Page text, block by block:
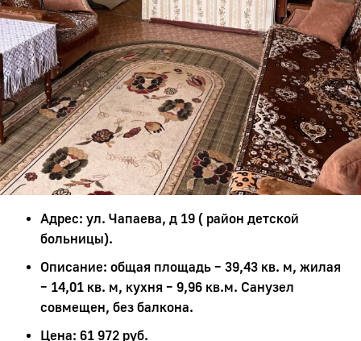
Адрес: ул. Чапаева, д 19 ( район детской
больницы).
Описание: общая площадь – 39,43 кв. м, жилая
– 14,01 кв. м, кухня – 9,96 кв.м. Санузел
совмещен, без балкона.
Цена: 61 972 руб.